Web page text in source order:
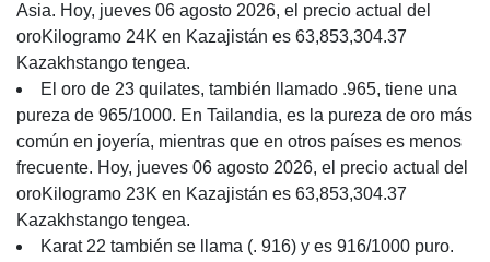
Asia. Hoy, jueves 06 agosto 2026, el precio actual del
oroKilogramo 24K en Kazajistán es 63,853,304.37
Kazakhstango tengea.
El oro de 23 quilates, también llamado .965, tiene una
pureza de 965/1000. En Tailandia, es la pureza de oro más
común en joyería, mientras que en otros países es menos
frecuente. Hoy, jueves 06 agosto 2026, el precio actual del
oroKilogramo 23K en Kazajistán es 63,853,304.37
Kazakhstango tengea.
Karat 22 también se llama (. 916) y es 916/1000 puro.